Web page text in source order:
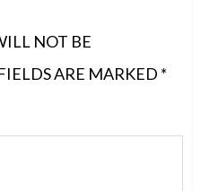
NOT BE
ARE MARKED *